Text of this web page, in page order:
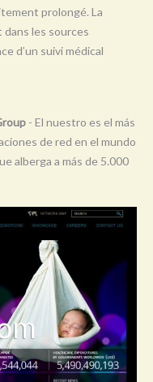
prolongé. La
dans les sources
d’un suivi médical
- El nuestro es el más
de red en el mundo
alberga a más de 5.000